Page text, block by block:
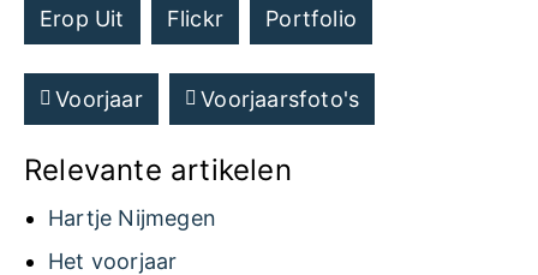
Erop Uit Flickr Portfolio
Voorjaar Voorjaarsfoto's
Relevante artikelen
Hartje Nijmegen
Het voorjaar